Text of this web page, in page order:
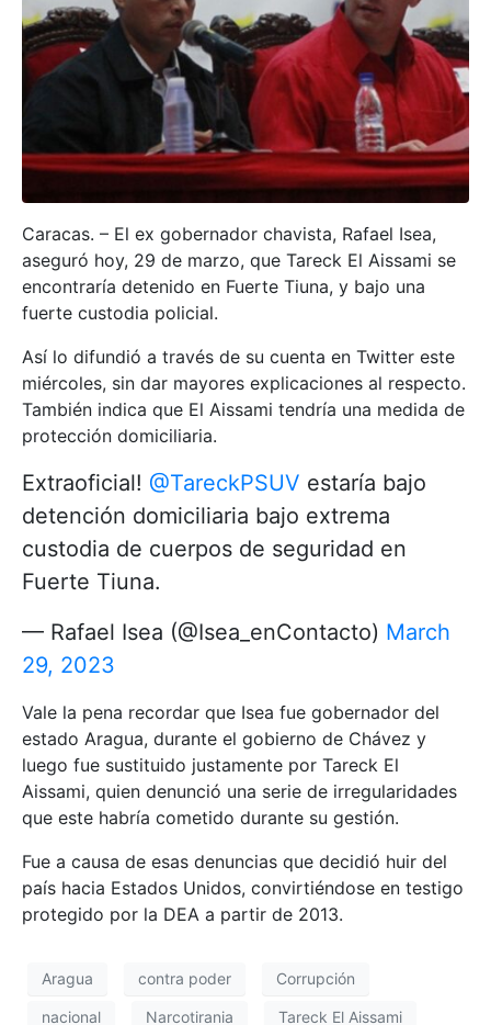
Caracas. – El ex gobernador chavista, Rafael Isea,
aseguró hoy, 29 de marzo, que Tareck El Aissami se
encontraría detenido en Fuerte Tiuna, y bajo una
fuerte custodia policial.
Así lo difundió a través de su cuenta en Twitter este
miércoles, sin dar mayores explicaciones al respecto.
También indica que El Aissami tendría una medida de
protección domiciliaria.
Extraoficial! @TareckPSUV estaría bajo
detención domiciliaria bajo extrema
custodia de cuerpos de seguridad en
Fuerte Tiuna.
— Rafael Isea (@Isea_enContacto) March
29, 2023
Vale la pena recordar que Isea fue gobernador del
estado Aragua, durante el gobierno de Chávez y
luego fue sustituido justamente por Tareck El
Aissami, quien denunció una serie de irregularidades
que este habría cometido durante su gestión.
Fue a causa de esas denuncias que decidió huir del
país hacia Estados Unidos, convirtiéndose en testigo
protegido por la DEA a partir de 2013.
Aragua contra poder Corrupción
nacional Narcotirania Tareck El Aissami